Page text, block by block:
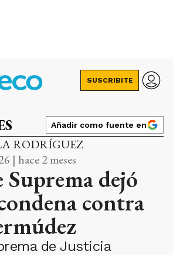
SUSCRIBITE
Añadir como fuente en
RODRÍGUEZ
| hace 2 meses
dejó
contra
de Justicia